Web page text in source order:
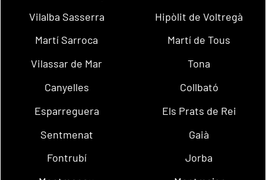
Vilalba Sasserra
Hipòlit de Voltregà
Martí Sarroca
Martí de Tous
Vilassar de Mar
Tona
Canyelles
Collbató
Esparreguera
Els Prats de Rei
Sentmenat
Gaià
Fontrubí
Jorba